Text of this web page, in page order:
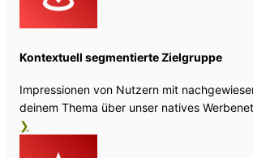
Kontextuell segmentierte Zielgruppe
Impressionen von Nutzern mit
deinem Thema über unser natives
❯